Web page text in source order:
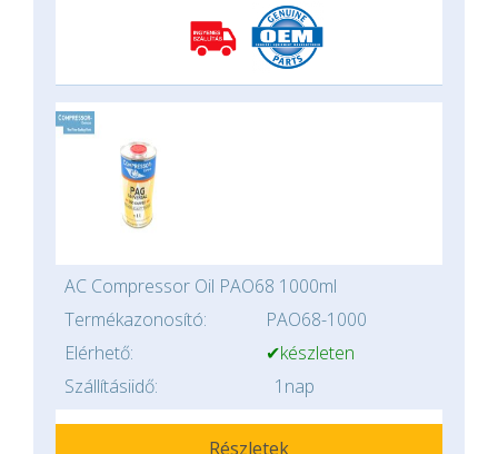
AC Compressor Oil PAO68 1000ml
Termékazonosító:
PAO68-1000
Elérhető:
✔készleten
Szállításiidő:
1nap
Részletek